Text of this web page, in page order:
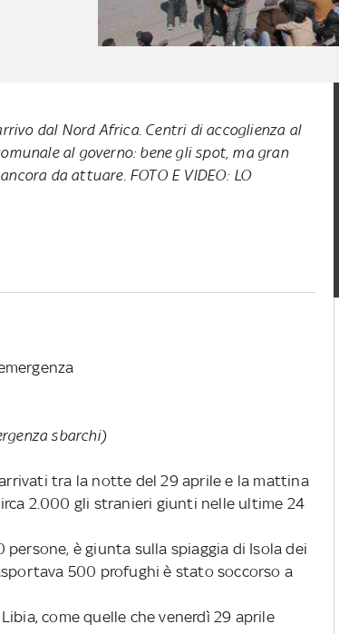
dal Nord Africa. Centri di accoglienza al
al governo: bene gli spot, ma gran
da attuare. FOTO E VIDEO: LO
sbarchi)
tra la notte del 29 aprile e la mattina
2.000 gli stranieri giunti nelle ultime 24
è giunta sulla spiaggia di Isola dei
500 profughi è stato soccorso a
come quelle che venerdì 29 aprile